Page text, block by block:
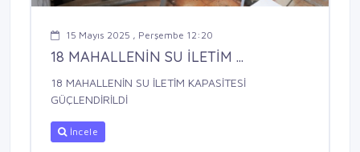
15 Mayıs 2025 , Perşembe 12:20
18 MAHALLENİN SU İLETİM ...
18 MAHALLENİN SU İLETİM KAPASİTESİ
GÜÇLENDİRİLDİ
İncele